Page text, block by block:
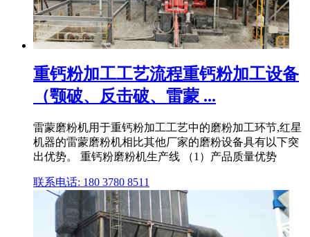
重钙粉加工工艺流程重钙粉加工设备
（颚破、反击破、雷蒙 ...
雷蒙磨粉机用于重钙粉加工工艺中的磨粉加工环节,红星
机器的雷蒙磨粉机相比其他厂家的磨粉设备具有以下突
出优势。 重钙粉磨粉机生产线 （1）产品质量优势
联系电话: 180 3780 8511